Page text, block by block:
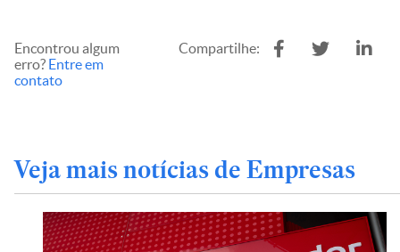
Encontrou algum
erro? Entre em
contato
Compartilhe:
Veja mais notícias de Empresas